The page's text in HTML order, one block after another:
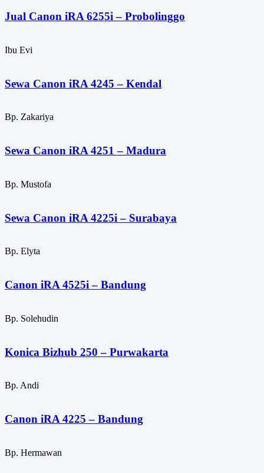
Jual Canon iRA 6255i – Probolinggo
Ibu Evi
Sewa Canon iRA 4245 – Kendal
Bp. Zakariya
Sewa Canon iRA 4251 – Madura
Bp. Mustofa
Sewa Canon iRA 4225i – Surabaya
Bp. Elyta
Canon iRA 4525i – Bandung
Bp. Solehudin
Konica Bizhub 250 – Purwakarta
Bp. Andi
Canon iRA 4225 – Bandung
Bp. Hermawan